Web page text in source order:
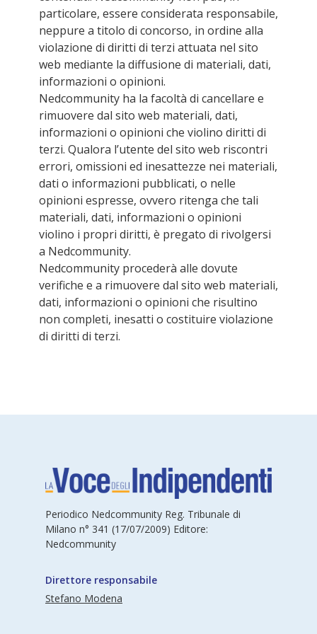
particolare, essere considerata responsabile,
neppure a titolo di concorso, in ordine alla
violazione di diritti di terzi attuata nel sito
web mediante la diffusione di materiali, dati,
informazioni o opinioni.
Nedcommunity ha la facoltà di cancellare e
rimuovere dal sito web materiali, dati,
informazioni o opinioni che violino diritti di
terzi. Qualora l’utente del sito web riscontri
errori, omissioni ed inesattezze nei materiali,
dati o informazioni pubblicati, o nelle
opinioni espresse, ovvero ritenga che tali
materiali, dati, informazioni o opinioni
violino i propri diritti, è pregato di rivolgersi
a Nedcommunity.
Nedcommunity procederà alle dovute
verifiche e a rimuovere dal sito web materiali,
dati, informazioni o opinioni che risultino
non completi, inesatti o costituire violazione
di diritti di terzi.
Periodico Nedcommunity Reg. Tribunale di
Milano n° 341 (17/07/2009) Editore:
Nedcommunity
Direttore responsabile
Stefano Modena